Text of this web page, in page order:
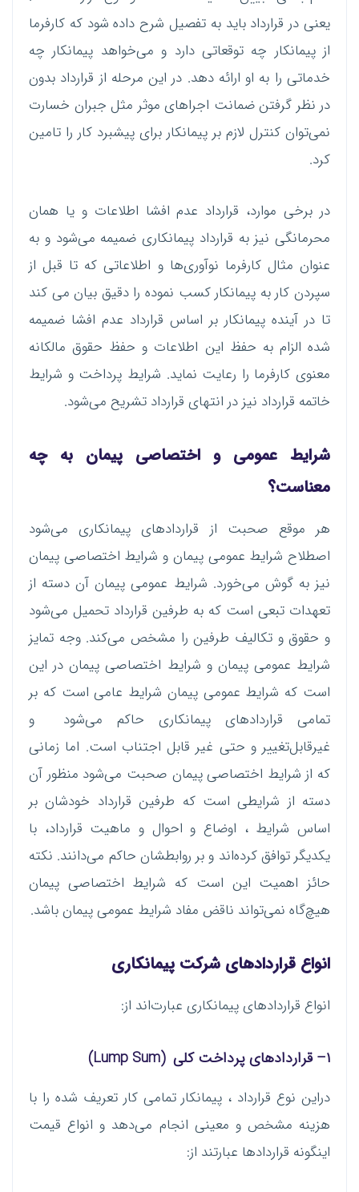
یعنی در قرارداد باید به تفصیل شرح داده شود که کارفرما
از پیمانکار چه توقعاتی دارد و می‌خواهد پیمانکار چه
خدماتی را به او ارائه دهد. در این مرحله از قرارداد بدون
در نظر گرفتن ضمانت اجراهای موثر مثل جبران خسارت
نمی‌توان کنترل لازم بر پیمانکار برای پیشبرد کار را تامین
کرد.
در برخی موارد، قرارداد عدم افشا اطلاعات و یا همان
محرمانگی نیز به قرارداد پیمانکاری ضمیمه می‌شود و به
عنوان مثال کارفرما نوآوری‌ها و اطلاعاتی که تا قبل از
سپردن کار به پیمانکار کسب نموده را دقیق بیان می کند
تا در آینده پیمانکار بر اساس قرارداد عدم افشا ضمیمه
شده الزام به حفظ این اطلاعات و حفظ حقوق مالکانه
معنوی کارفرما را رعایت نماید. شرایط پرداخت و شرایط
خاتمه قرارداد نیز در انتهای قرارداد تشریح می‌شود.
شرایط عمومی و اختصاصی پیمان به چه
معناست؟
هر موقع صحبت از قراردادهای پیمانکاری می‌شود
اصطلاح شرایط عمومی پیمان و شرایط اختصاصی پیمان
نیز به گوش می‌خورد. شرایط عمومی پیمان آن دسته از
تعهدات تبعی است که به طرفین قرارداد تحمیل می‌شود
و حقوق و تکالیف طرفین را مشخص می‌کند. وجه تمایز
شرایط عمومی پیمان و شرایط اختصاصی پیمان در این
است که شرایط عمومی پیمان شرایط عامی است که بر
تمامی قراردادهای پیمانکاری حاکم می‌شود و
غیرقابل‌تغییر و حتی غیر قابل اجتناب است. اما زمانی
که از شرایط اختصاصی پیمان صحبت می‌شود منظور آن
دسته از شرایطی است که طرفین قرارداد خودشان بر
اساس شرایط ، اوضاع و احوال و ماهیت قرارداد، با
یکدیگر توافق کرده‌اند و بر روابطشان حاکم می‌دانند. نکته
حائز اهمیت این است که شرایط اختصاصی پیمان
هیچ‌گاه نمی‌‌تواند ناقض مفاد شرایط عمومی پیمان باشد.
انواع قراردادهای شرکت پیمانکاری
انواع قراردادهای پیمانکاری عبارت‌اند از:
۱–قراردادهای پرداخت کلی (Lump Sum)
دراین نوع قرارداد ، پیمانکار تمامی کار تعریف شده را با
هزینه مشخص و معینی انجام می‌دهد و انواع قیمت
اینگونه قراردادها عبارتند از: